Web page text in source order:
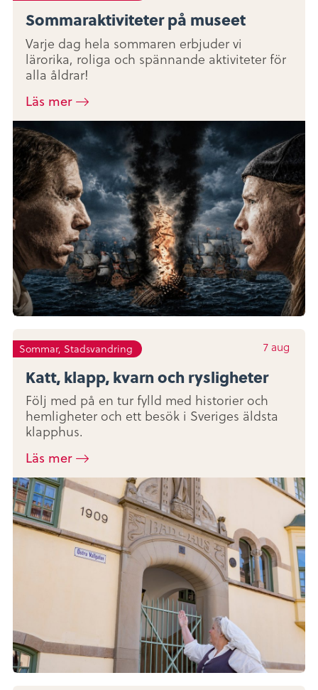
Sommaraktiviteter på museet
Varje dag hela sommaren erbjuder vi
lärorika, roliga och spännande aktiviteter för
alla åldrar!
Läs mer
Sommar, Stadsvandring 7 aug
Katt, klapp, kvarn och rysligheter
Följ med på en tur fylld med historier och
hemligheter och ett besök i Sveriges äldsta
klapphus.
Läs mer